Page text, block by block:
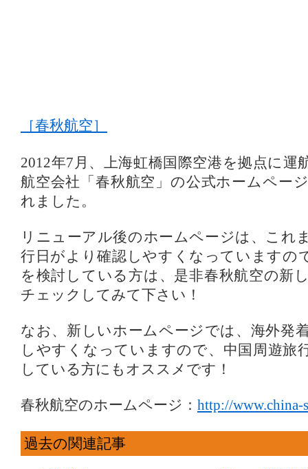
［春秋航空］
2012年7月、上海虹橋国際空港を拠点に運
航空会社「春秋航空」の公式ホームペー
れました。
リニューアル後のホームページは、これ
行日がより確認しやすくなっていますの
を検討している方は、是非春秋航空の新
チェックしてみて下さい！
なお、新しいホームページでは、海外発
しやすくなっていますので、中国周遊旅
している方にもオススメです！
春秋航空のホームページ： http://www.china-
過去の関連記事